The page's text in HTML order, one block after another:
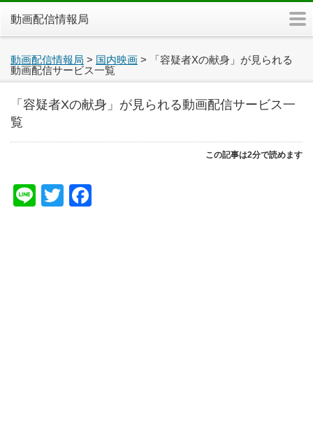
動画配信情報局
動画配信情報局 > 国内映画 >
「容疑者Xの献身」が見られる
動画配信サービス一覧
「容疑者Xの献身」が見られる動画配信サービス一
覧
この記事は2分で読めます
LineTwitter